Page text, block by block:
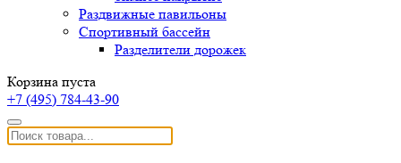
Раздвижные павильоны
Спортивный бассейн
Разделители дорожек
Корзина пуста
+7 (495) 784-43-90